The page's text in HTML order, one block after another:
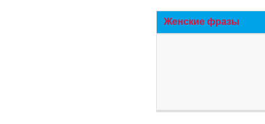
Женские фразы